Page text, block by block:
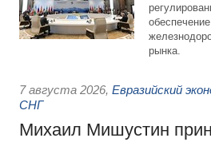
рынка.
7 августа 2026, Евразийский
СНГ
Михаил Мишустин